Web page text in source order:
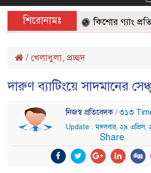
শিরোনামঃ কিশোর গ্যাং
/ খেলাধুলা, প্রচ্ছদ
দারুণ ব‍্যাটিংয়ে সাদমানের
নিজস্ব প্রতিবেদক/ ৩১৩
Update : মঙ্গলবার, ২৯
Share